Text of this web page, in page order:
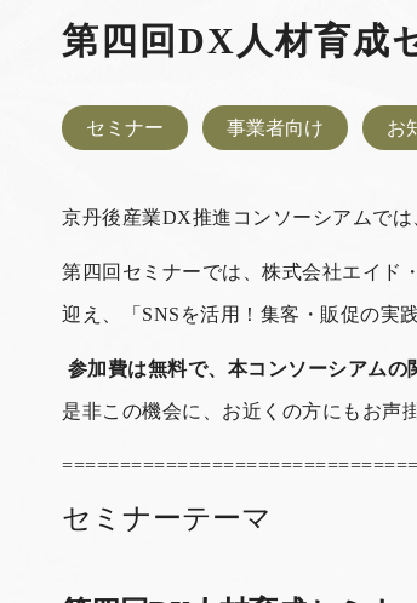
第四回DX人材育成
セミナー 事業者向け お
京丹後産業DX推進コンソーシアムで
第四回セミナーでは、株式会社エイド
迎え、「SNSを活用！集客・販促の実
参加費は無料で、本コンソーシアムの
是非この機会に、お近くの方にもお声
セミナーテーマ